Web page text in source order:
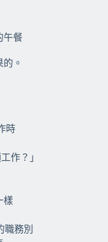
午餐
。
時
作？」
樣
職務別